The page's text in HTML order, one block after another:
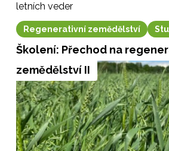
letních veder
Regenerativní zemědělství
Školení: Přechod na
zemědělství II